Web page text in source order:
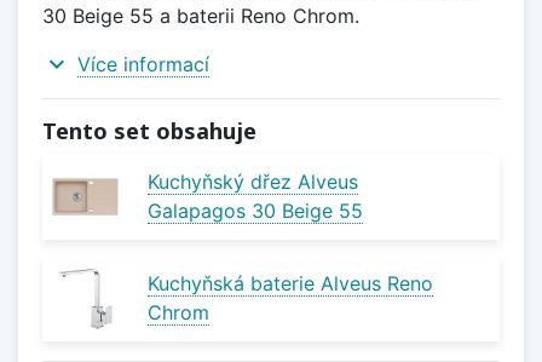
30 Beige 55 a baterii Reno Chrom.
expand_more Více informací
Tento set obsahuje
Kuchyňský dřez Alveus
Galapagos 30 Beige 55
Kuchyňská baterie Alveus Reno
Chrom